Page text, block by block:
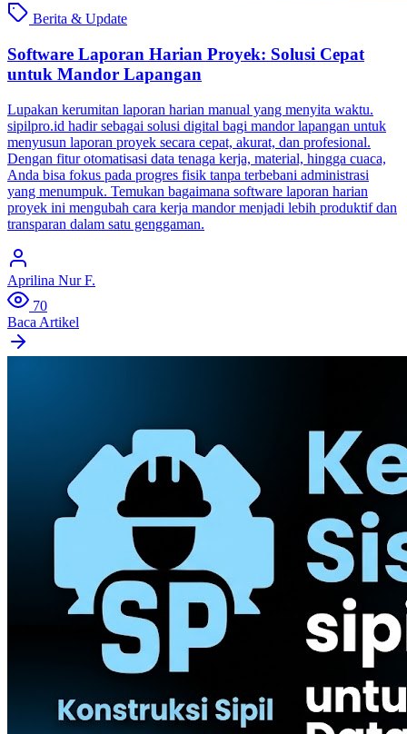
Berita & Update
Software Laporan Harian Proyek: Solusi Cepat
untuk Mandor Lapangan
Lupakan kerumitan laporan harian manual yang menyita waktu.
sipilpro.id hadir sebagai solusi digital bagi mandor lapangan untuk
menyusun laporan proyek secara cepat, akurat, dan profesional.
Dengan fitur otomatisasi data tenaga kerja, material, hingga cuaca,
Anda bisa fokus pada progres fisik tanpa terbebani administrasi
yang menumpuk. Temukan bagaimana software laporan harian
proyek ini mengubah cara kerja mandor menjadi lebih produktif dan
transparan dalam satu genggaman.
Aprilina Nur F.
70
Baca Artikel